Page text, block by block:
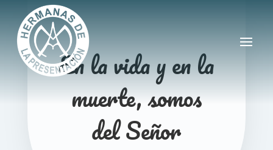
En la vida y en la
muerte, somos
del Señor